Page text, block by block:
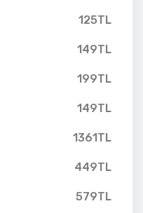
125TL
149TL
199TL
149TL
1361TL
449TL
579TL